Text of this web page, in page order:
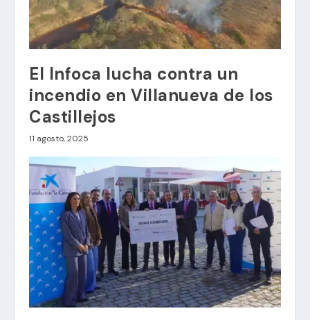
El Infoca lucha contra un
incendio en Villanueva de los
Castillejos
11 agosto, 2025